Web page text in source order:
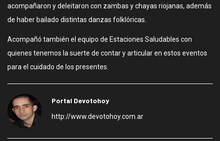
acompañaron y deleitaron con zambas y chayas riojanas, además
de haber bailado distintas danzas folklóricas.
Acompañó también el equipo de Estaciones Saludables con
quienes tenemos la suerte de contar y articular en estos eventos
para el cuidado de los presentes.
Portal Devotohoy
http://www.devotohoy.com.ar